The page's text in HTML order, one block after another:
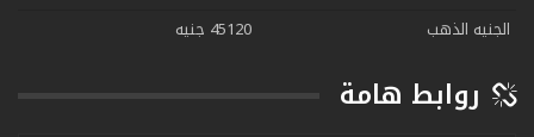
الجنيه الذهب
45120 جنيه
روابط هامة